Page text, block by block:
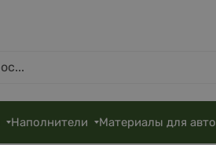
Наполнители Материалы для авто